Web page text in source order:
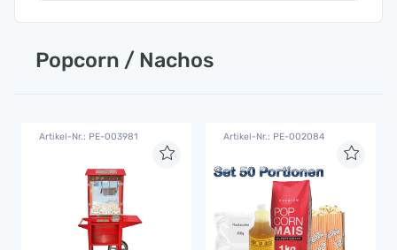
Popcorn / Nachos
Artikel-Nr.: PE-003981 Artikel-Nr.: PE-002084